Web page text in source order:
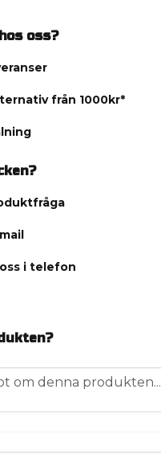
oss?
från 1000kr*
i telefon
om denna produkten...